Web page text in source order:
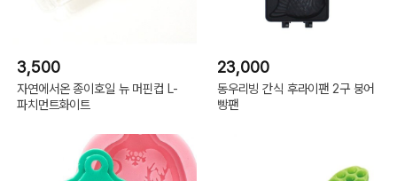
3,500
자연에서온 종이호일 뉴 머핀컵 L-
파치먼트화이트
23,000
동우리빙 간식 후라이팬 2구 붕어
빵팬